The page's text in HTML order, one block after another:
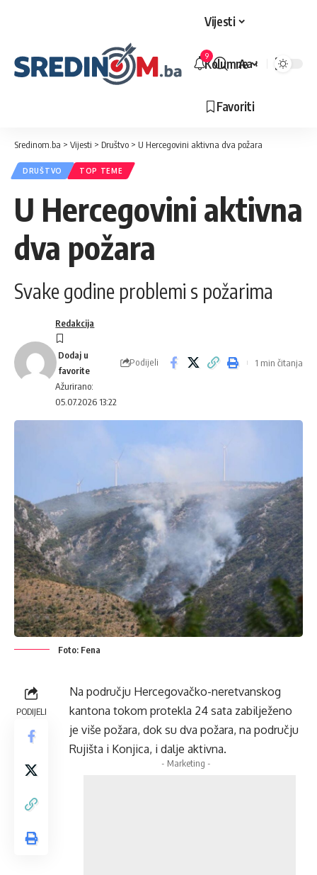
Vijesti
Kolumne
Favoriti
9
Veličina
Aa
Sredinom.ba > Vijesti > Društvo > U Hercegovini aktivna dva požara
DRUŠTVO TOP TEME
U Hercegovini aktivna
dva požara
Svake godine problemi s požarima
Ažurirano:
05.07.2026 13:22
Redakcija
Podijeli 1 min čitanja
Foto: Fena
PODIJELI
Na području Hercegovačko-neretvanskog
kantona tokom protekla 24 sata zabilježeno
je više požara, dok su dva požara, na području
Rujišta i Konjica, i dalje aktivna.
- Marketing -